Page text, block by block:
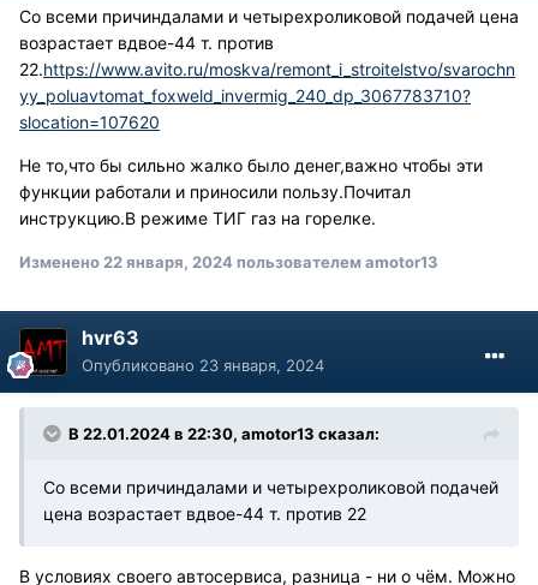
характеристикам и полноценный ТИГ, таких нет. А так
же еще один момент, сломается один аппарат, где
сразу все, то вы остаетесь вообще без подменного.
Со всеми причиндалами и четырехроликовой подачей цена
возрастает вдвое-44 т. против
22.https://www.avito.ru/moskva/remont_i_stroitelstvo/svarochn
yy_poluavtomat_foxweld_invermig_240_dp_3067783710?
slocation=107620
Не то,что бы сильно жалко было денег,важно чтобы эти
функции работали и приносили пользу.Почитал
инструкцию.В режиме ТИГ газ на горелке.
Изменено 22 января, 2024пользователем amotor13
hvr63
Опубликовано 23 января, 2024
В 22.01.2024 в 22:30, amotor13 сказал:
Со всеми причиндалами и четырехроликовой подачей
цена возрастает вдвое-44 т. против 22
В условиях своего автосервиса, разница - ни о чём. Можно